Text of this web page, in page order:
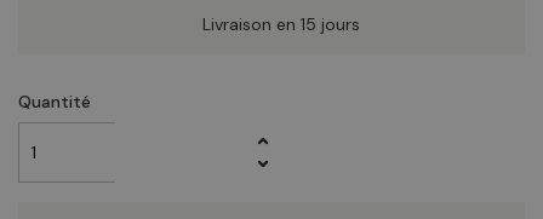
Livraison en 15 jours
Quantité